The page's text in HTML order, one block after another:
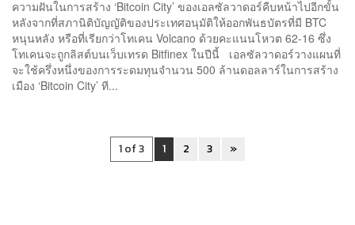
ความฝันในการสร้าง ‘Bitcoin City’ ของเอลซัลวาดอร์คืบหน้าไปอีกขั้น
หลังจากที่สภานิติบัญญัติของประเทศอนุมัติให้ออกพันธบัตรที่มี BTC
หนุนหลัง หรือที่เรียกว่าโทเคน Volcano ด้วยคะแนนโหวต 62-16 ซึ่ง
โทเคนจะถูกลิสต์บนเว็บเทรด Bitfinex ในปีนี้ เอลซัลวาดอร์วางแผนที่
จะใช้ครึ่งหนึ่งของการระดมทุนจำนวน 500 ล้านดอลลาร์ในการสร้าง
เมือง ‘Bitcoin City’ ที...
1 of 3 1 2 3 »